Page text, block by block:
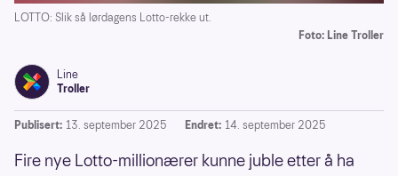
LOTTO: Slik så lørdagens Lotto-rekke ut.
Foto: Line Troller
Line
Troller
Publisert: 13. september 2025 Endret: 14. september 2025
Fire nye Lotto-millionærer kunne juble etter å ha